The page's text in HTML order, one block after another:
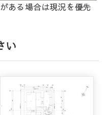
ある場合は現況を優先
い